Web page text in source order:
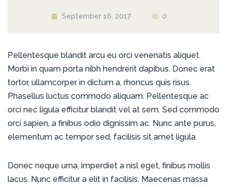
September 16, 2017 0
Pellentesque blandit arcu eu orci venenatis aliquet.
Morbi in quam porta nibh hendrerit dapibus. Donec erat
tortor, ullamcorper in dictum a, rhoncus quis risus.
Phasellus luctus commodo aliquam. Pellentesque ac
orci nec ligula efficitur blandit vel at sem. Sed commodo
orci sapien, a finibus odio dignissim ac. Nunc ante purus,
elementum ac tempor sed, facilisis sit amet ligula.
Donec neque urna, imperdiet a nisl eget, finibus mollis
lacus. Nunc efficitur a elit in facilisis. Maecenas massa